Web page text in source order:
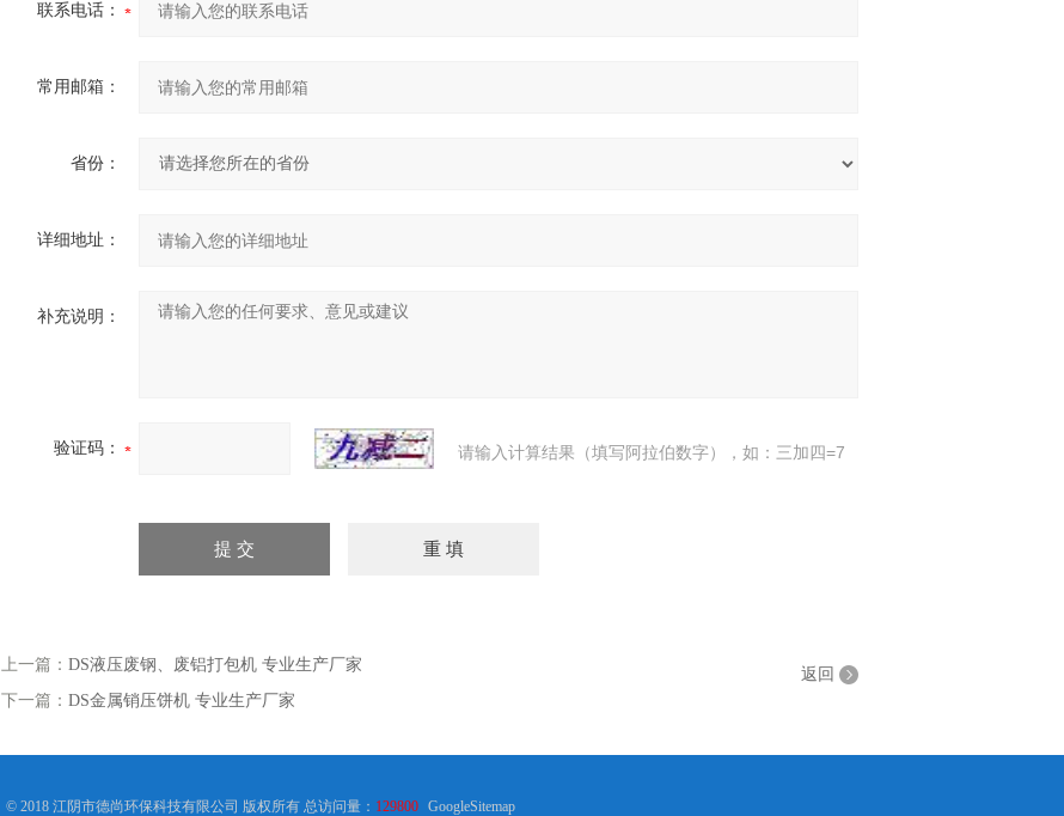
联系电话：
常用邮箱：
省份：
详细地址：
补充说明：
验证码： 请输入计算结果（填写阿拉伯数字），如：三加四=7
上一篇： DS液压废钢、废铝打包机 专业生产厂家
下一篇： DS金属销压饼机 专业生产厂家
返回
© 2018 江阴市德尚环保科技有限公司 版权所有 总访问量： 129800 GoogleSitemap